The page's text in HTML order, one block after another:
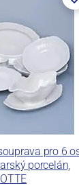
své
Lesov
pro 6
porcelán,